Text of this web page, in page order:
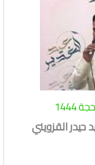
القزويني